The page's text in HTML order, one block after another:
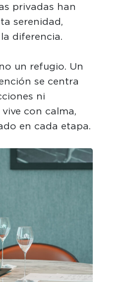
privadas han
serenidad,
diferencia.
un refugio. Un
se centra
ni
con calma,
en cada etapa.